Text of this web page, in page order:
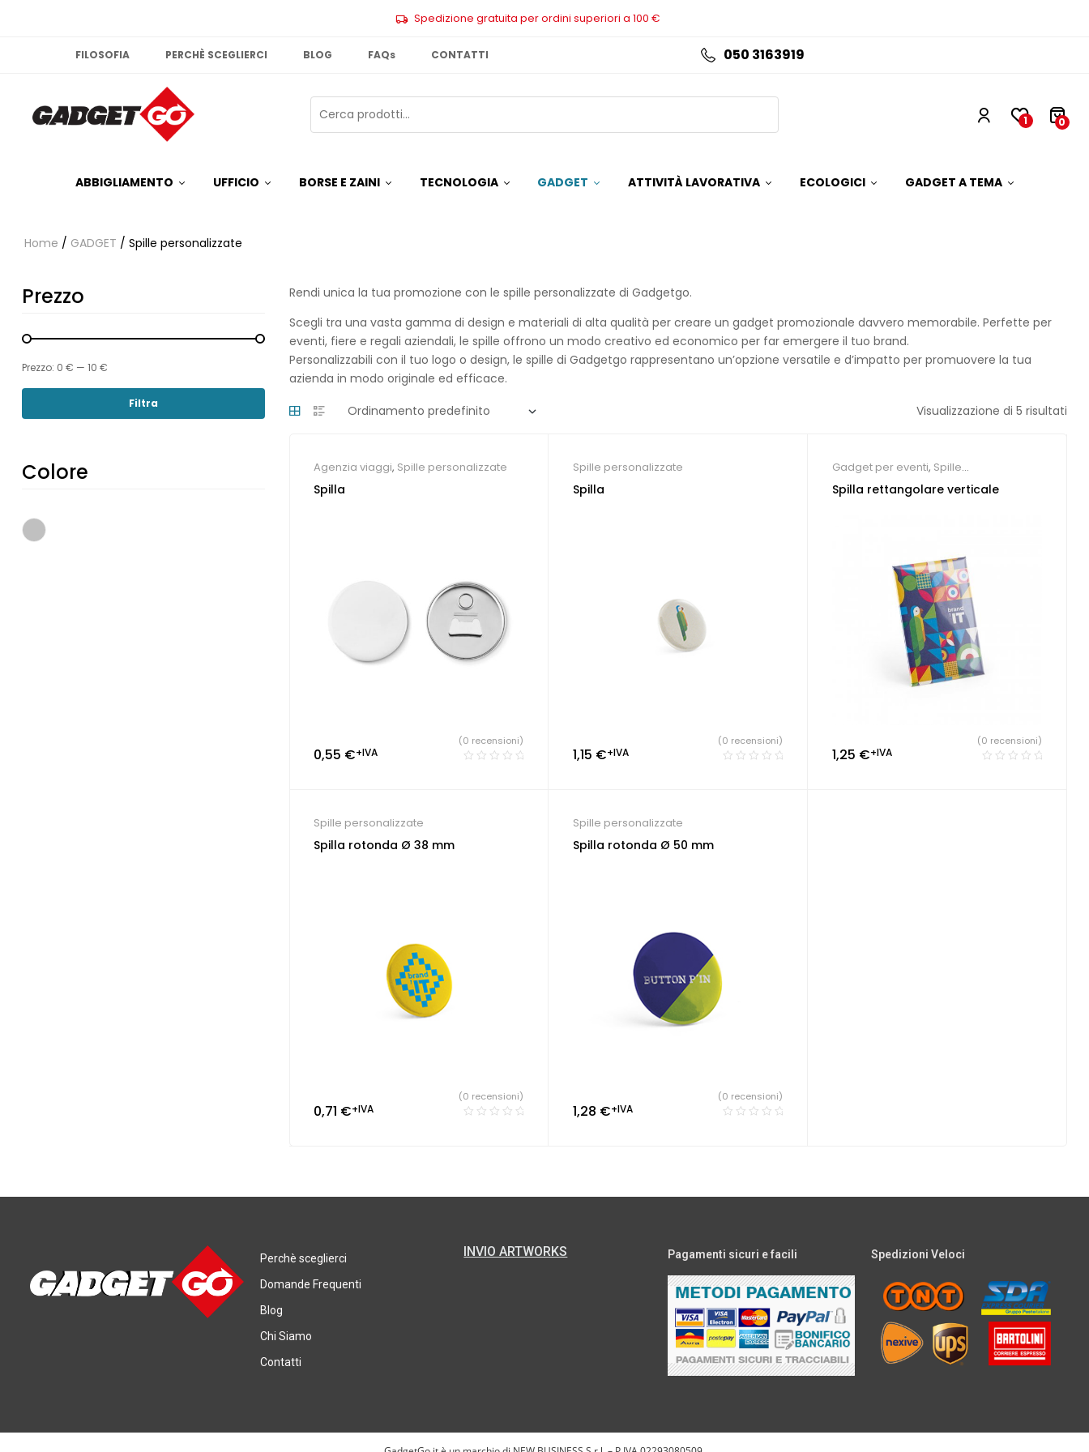
Spedizione gratuita per ordini superiori a 100 €
FILOSOFIA PERCHÈ SCEGLIERCI BLOG FAQs CONTATTI 050 3163919
1 0
ABBIGLIAMENTO UFFICIO BORSE E ZAINI TECNOLOGIA GADGET ATTIVITÀ LAVORATIVA ECOLOGICI GADGET A TEMA
Home / GADGET / Spille personalizzate
Rendi unica la tua promozione con le spille personalizzate di Gadgetgo.
Scegli tra una vasta gamma di design e materiali di alta qualità per creare un gadget promozionale davvero memorabile. Perfette per
eventi, fiere e regali aziendali, le spille offrono un modo creativo ed economico per far emergere il tuo brand.
Personalizzabili con il tuo logo o design, le spille di Gadgetgo rappresentano un’opzione versatile e d’impatto per promuovere la tua
azienda in modo originale ed efficace.
Visualizzazione di 5 risultati
Agenzia viaggi, Spille personalizzate
Spilla
0,55 €+IVA
(0 recensioni)
Spille personalizzate
Spilla
1,15 €+IVA
(0 recensioni)
Gadget per eventi, Spille
personalizzate
Spilla rettangolare verticale
1,25 €+IVA
(0 recensioni)
Spille personalizzate
Spilla rotonda Ø 38 mm
0,71 €+IVA
(0 recensioni)
Spille personalizzate
Spilla rotonda Ø 50 mm
1,28 €+IVA
(0 recensioni)
Prezzo
Filtra
Prezzo: 0 € — 10 €
Colore
Perchè sceglierci
Domande Frequenti
Blog
Chi Siamo
Contatti
INVIO ARTWORKS Pagamenti sicuri e facili Spedizioni Veloci